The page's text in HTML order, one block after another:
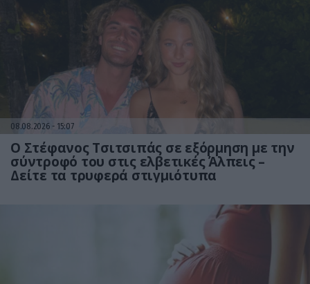
08.08.2026 15:07
Ο Στέφανος Τσιτσιπάς σε εξόρμηση με την
σύντροφό του στις ελβετικές Άλπεις –
Δείτε τα τρυφερά στιγμιότυπα